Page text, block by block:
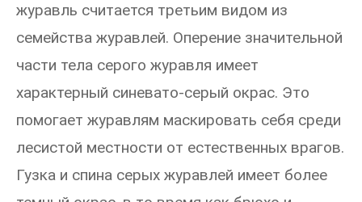
журавль считается третьим видом из
семейства журавлей. Оперение значительной
части тела серого журавля имеет
характерный синевато-серый окрас. Это
помогает журавлям маскировать себя среди
лесистой местности от естественных врагов.
Гузка и спина серых журавлей имеет более